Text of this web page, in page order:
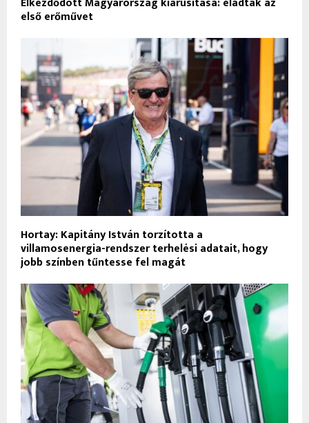
első erőművet
Hortay: Kapitány István torzította a
villamosenergia-rendszer terhelési adatait, hogy
jobb színben tűntesse fel magát